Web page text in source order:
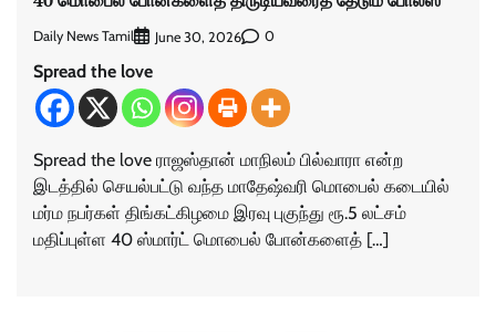
Daily News Tamil June 30, 2026 0
Spread the love
Spread the love ராஜஸ்தான் மாநிலம் பில்வாரா என்ற
இடத்தில் செயல்பட்டு வந்த மாதேஷ்வரி மொபைல் கடையில்
மர்ம நபர்கள் திங்கட்கிழமை இரவு புகுந்து ரூ.5 லட்சம்
மதிப்புள்ள 40 ஸ்மார்ட் மொபைல் போன்களைத் […]